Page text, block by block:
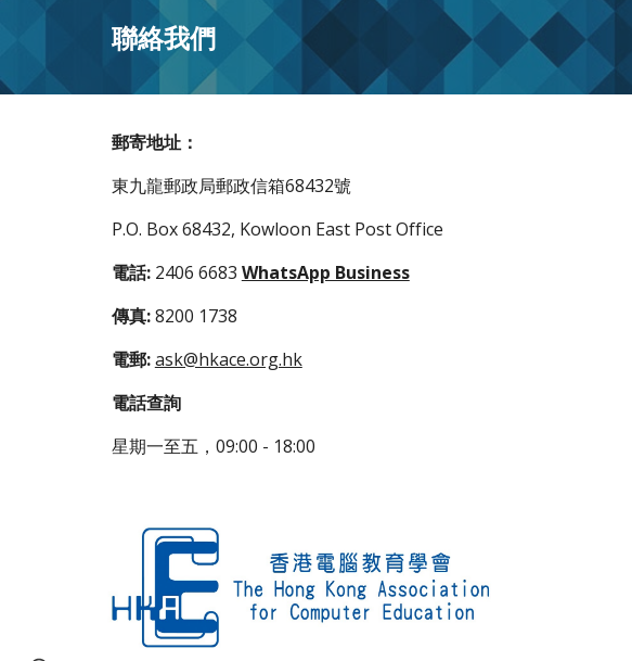
聯絡我們
郵寄地址：
東九龍郵政局郵政信箱68432號
P.O. Box 68432, Kowloon East Post Office
電話: 2406 6683 WhatsApp Business
傳真:8200 1738
電郵:ask@hkace.org.hk
電話查詢
星期一至五，09:00 - 18:00